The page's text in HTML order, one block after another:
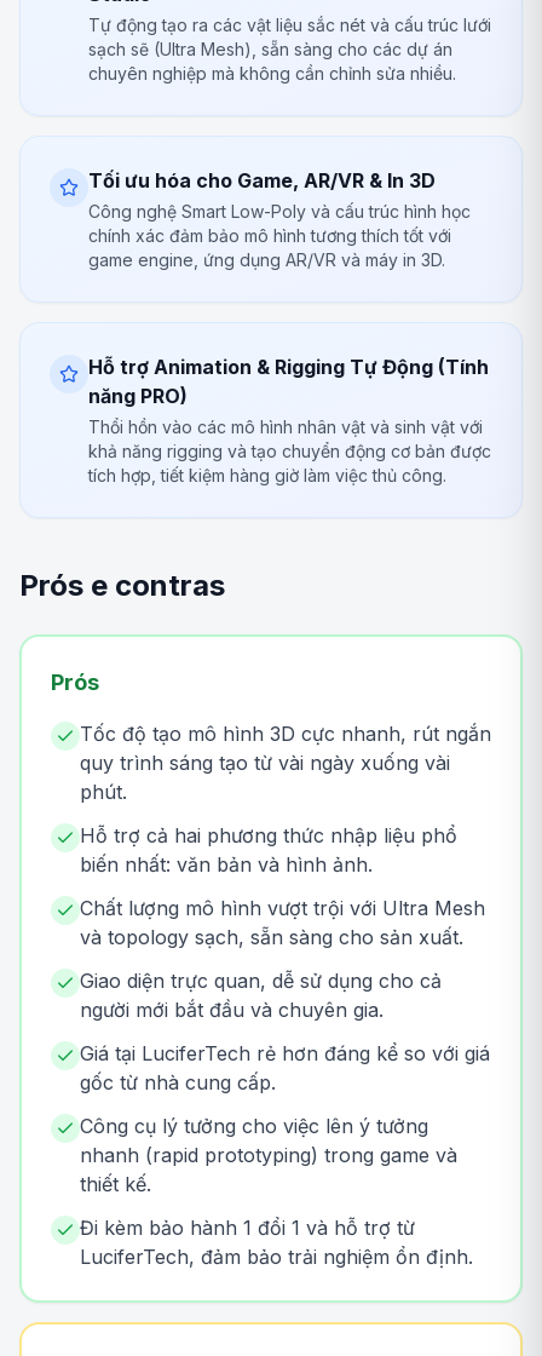
Tự động tạo ra các vật liệu sắc nét và cấu trúc lưới
sạch sẽ (Ultra Mesh), sẵn sàng cho các dự án
chuyên nghiệp mà không cần chỉnh sửa nhiều.
Tối ưu hóa cho Game, AR/VR & In 3D
Công nghệ Smart Low-Poly và cấu trúc hình học
chính xác đảm bảo mô hình tương thích tốt với
game engine, ứng dụng AR/VR và máy in 3D.
Hỗ trợ Animation & Rigging Tự Động (Tính
năng PRO)
Thổi hồn vào các mô hình nhân vật và sinh vật với
khả năng rigging và tạo chuyển động cơ bản được
tích hợp, tiết kiệm hàng giờ làm việc thủ công.
Prós e contras
Prós
Tốc độ tạo mô hình 3D cực nhanh, rút ngắn
quy trình sáng tạo từ vài ngày xuống vài
phút.
Hỗ trợ cả hai phương thức nhập liệu phổ
biến nhất: văn bản và hình ảnh.
Chất lượng mô hình vượt trội với Ultra Mesh
và topology sạch, sẵn sàng cho sản xuất.
Giao diện trực quan, dễ sử dụng cho cả
người mới bắt đầu và chuyên gia.
Giá tại LuciferTech rẻ hơn đáng kể so với giá
gốc từ nhà cung cấp.
Công cụ lý tưởng cho việc lên ý tưởng
nhanh (rapid prototyping) trong game và
thiết kế.
Đi kèm bảo hành 1 đổi 1 và hỗ trợ từ
LuciferTech, đảm bảo trải nghiệm ổn định.